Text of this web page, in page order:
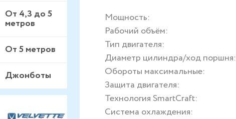
От 4,3 до 5
метров
От 5 метров
Джонботы
Мощность:
Рабочий объём:
Тип двигателя:
Диаметр цилиндра/ход поршня:
Обороты максимальные:
Защита двигателя:
Технология SmartCraft:
Система охлаждения: